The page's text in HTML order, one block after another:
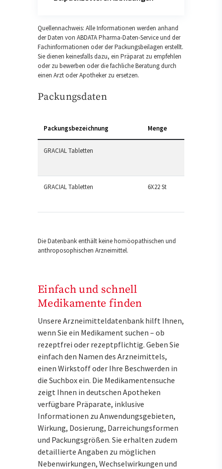
Quellennachweis: Alle Informationen werden anhand
der Daten von ABDATA Pharma-Daten-Service und der
Fachinformationen oder der Packungsbeilagen erstellt.
Sie dienen keinesfalls dazu, ein Präparat zu empfehlen
oder zu bewerben oder die fachliche Beratung durch
einen Arzt oder Apotheker zu ersetzen.
Packungsdaten
Packungsbezeichnung Menge
GRACIAL Tabletten
GRACIAL Tabletten 6X22 St
Die Datenbank enthält keine homöopathischen und
anthroposophischen Arzneimittel.
Einfach und schnell
Medikamente finden
Unsere Arzneimitteldatenbank hilft Ihnen,
wenn Sie ein Medikament suchen – ob
rezeptfrei oder rezeptpflichtig. Geben Sie
einfach den Namen des Arzneimittels,
einen Wirkstoff oder Ihre Beschwerden in
die Suchbox ein. Die Medikamentensuche
zeigt Ihnen in deutschen Apotheken
verfügbare Präparate, inklusive
Informationen zu Anwendungsgebieten,
Wirkung, Dosierung, Darreichungsformen
und Packungsgrößen. Sie erhalten zudem
detaillierte Angaben zu möglichen
Nebenwirkungen, Wechselwirkungen und